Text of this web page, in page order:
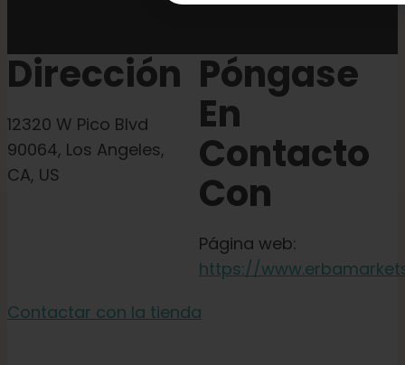
Dirección
12320 W Pico Blvd
90064, Los Angeles,
CA, US
Póngase
En
Contacto
Con
Página web:
https://
Contactar con la tienda